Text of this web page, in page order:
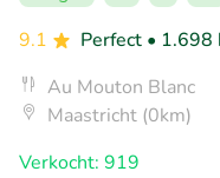
9.1
Perfect • 1.698
Au Mouton Blanc
Maastricht (0km)
Verkocht: 919